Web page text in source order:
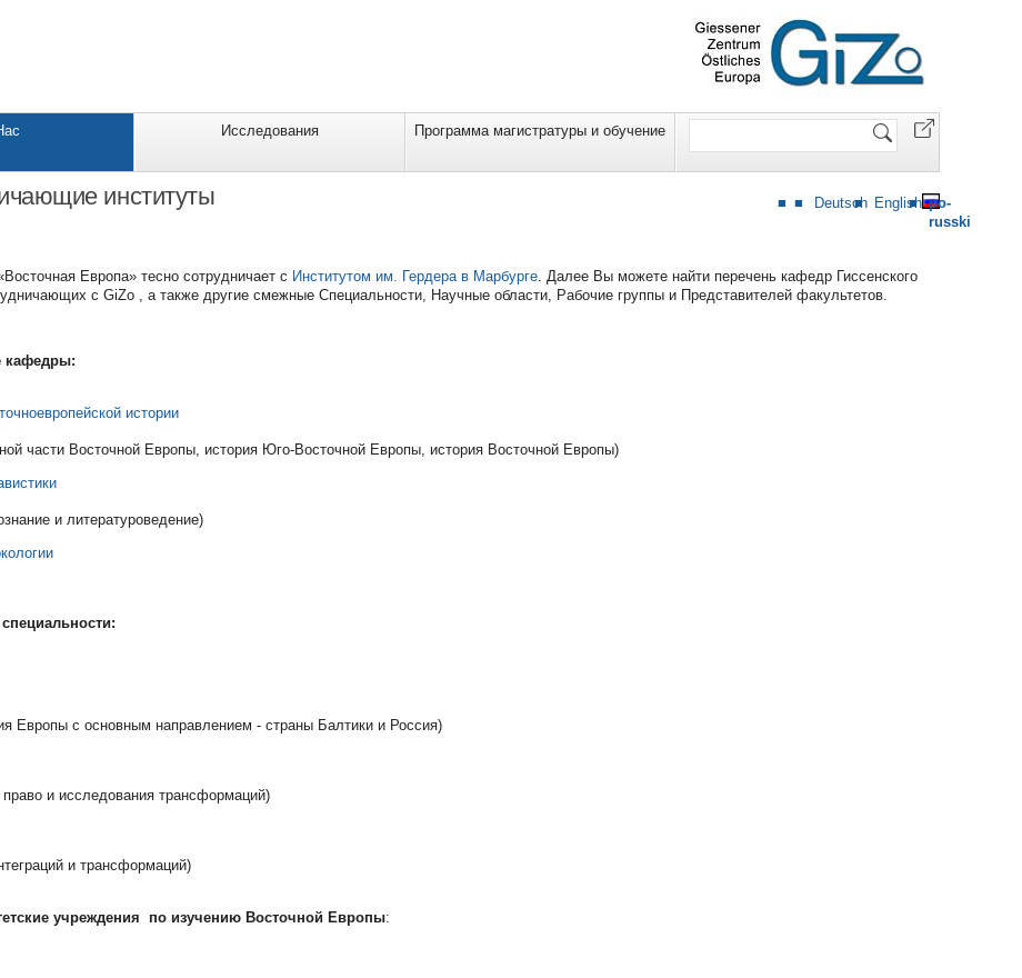
Исследования Программа магистратуры и обучение
Website
Deutsch English po-
russki
институты
Европа» тесно сотрудничает с Институтом им. Гердера в Марбурге . Далее Вы можете найти перечень кафедр Гиссенского
с GiZo , а также другие смежные Специальности, Научные области, Рабочие группы и Представителей факультетов.
кафедры:
истории
части Восточной Европы, история Юго-Восточной Европы, история Восточной Европы)
и литературоведение)
с основным направлением - страны Балтики и Россия)
и исследования трансформаций)
и трансформаций)
учреждения по изучению Восточной Европы: